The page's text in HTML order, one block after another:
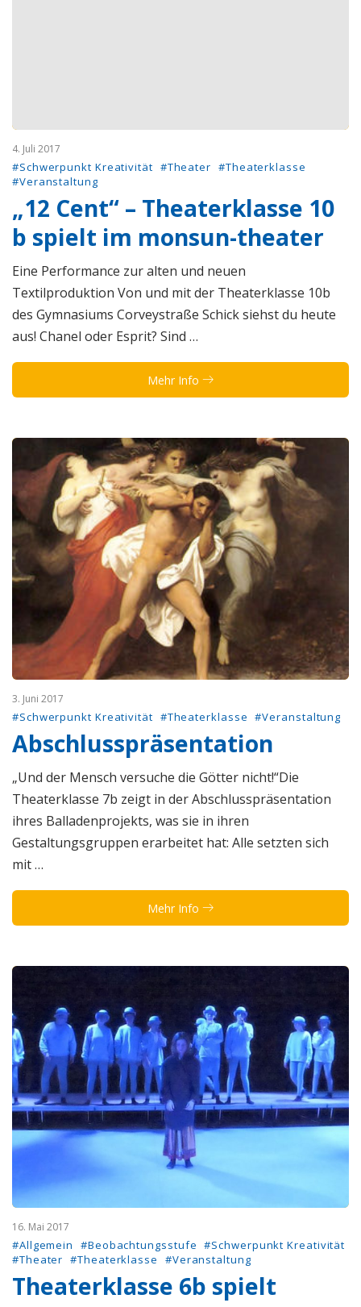
4. Juli 2017
#Schwerpunkt Kreativität #Theater #Theaterklasse
#Veranstaltung
„12 Cent“ – Theaterklasse 10
b spielt im monsun-theater
Eine Performance zur alten und neuen
Textilproduktion Von und mit der Theaterklasse 10b
des Gymnasiums Corveystraße Schick siehst du heute
aus! Chanel oder Esprit? Sind …
Mehr Info
3. Juni 2017
#Schwerpunkt Kreativität #Theaterklasse #Veranstaltung
Abschlusspräsentation
„Und der Mensch versuche die Götter nicht!“Die
Theaterklasse 7b zeigt in der Abschlusspräsentation
ihres Balladenprojekts, was sie in ihren
Gestaltungsgruppen erarbeitet hat: Alle setzten sich
mit …
Mehr Info
16. Mai 2017
#Allgemein #Beobachtungsstufe #Schwerpunkt Kreativität
#Theater #Theaterklasse #Veranstaltung
Theaterklasse 6b spielt